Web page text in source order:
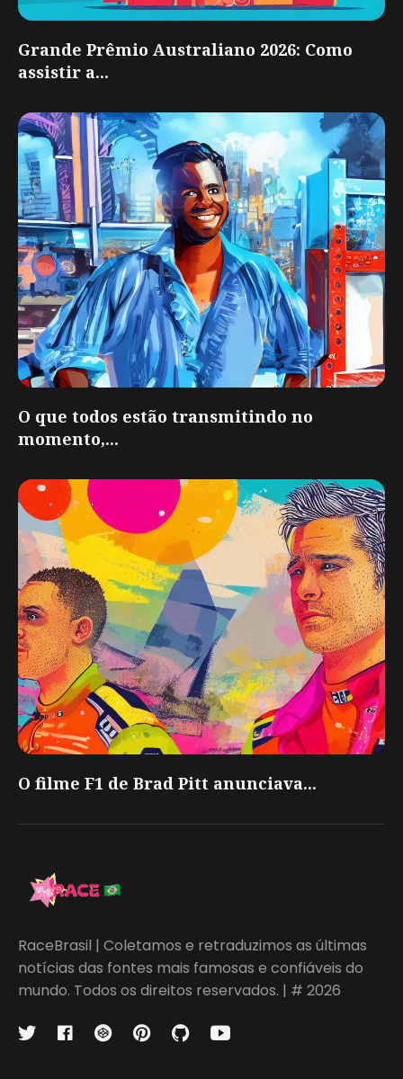
Grande Prêmio Australiano 2026: Como
assistir a...
O que todos estão transmitindo no
momento,...
O filme F1 de Brad Pitt anunciava...
RaceBrasil | Coletamos e retraduzimos as últimas
notícias das fontes mais famosas e confiáveis do
mundo. Todos os direitos reservados. | # 2026